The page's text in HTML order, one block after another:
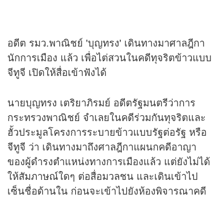
อดีต รมว.พาณิชย์ 'บุญทรง' เดินทางมาศาลฎีกา
นักการเมือง แล้ว เพื่อไต่สวนในคดีทุจริตข้าวแบบ
จีทูจี เปิดให้สื่อเข้าฟังได้
นายบุญทรง เตริยาภิรมย์ อดีตรัฐมนตรีว่าการ
กระทรวงพาณิชย์ จำเลยในคดีร่วมกันทุจริตและ
ฮั้วประมูลโครงการระบายข้าวแบบรัฐต่อรัฐ หรือ
จีทูจี ว่า เดินทางมาถึงศาลฎีกาแผนกคดีอาญา
ของผู้ดำรงตำแหน่งทางการเมืองแล้ว แต่ยังไม่ได้
ให้สัมภาษณ์ใดๆ ต่อสื่อมวลชน และเดินเข้าไป
เซ็นชื่อด้านใน ก่อนจะเข้าไปยังห้องพิจารณาคดี